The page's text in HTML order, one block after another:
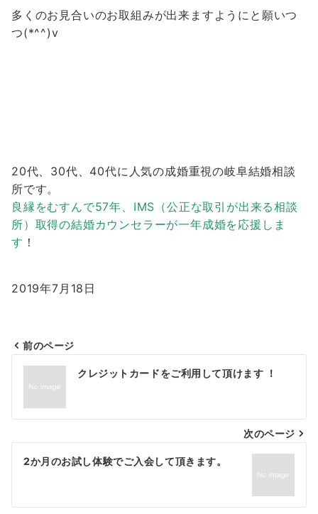
多くのお見合いのお取組みが出来ますようにと願いつ
つ(*^^)v
20代、30代、40代に人気の成婚重視の岐阜結婚相談
所です。
良縁をむすんで57年、IMS（公正な取引が出来る相談
所）取得の結婚カウンセラーが一年成婚を応援しま
す ！
2019年7月18日
投
ナ
ビ
ゲ
前のページ
クレジットカードをご利用して頂けます ！
次のページ
2か月のお試し体験でご入会して頂きます。